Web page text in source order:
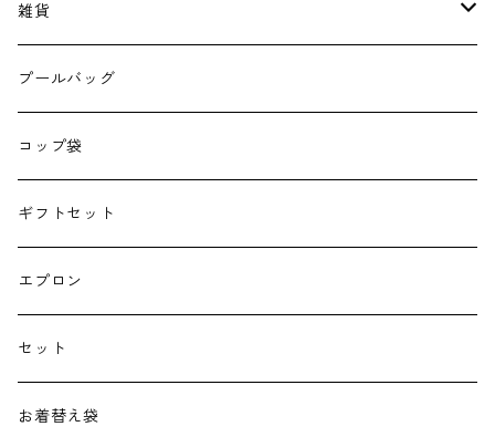
雑貨
エコバッグ
巾着
授乳クッション
よだれカバー
抱っこ紐
子供用バッグ
プールバッグ
コップ袋
ギフトセット
エプロン
セット
お着替え袋